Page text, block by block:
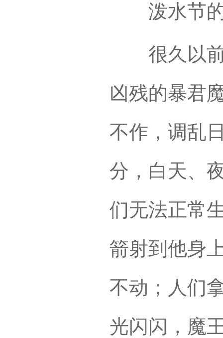
泼水节的
很久以前
凶残的暴君
不作，调乱
分，白天、
们无法正常
箭射到他身
不动；人们
光闪闪，魔